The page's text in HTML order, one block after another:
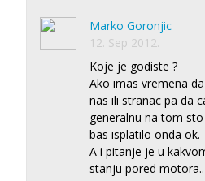
Marko Goronjic
12. Sep 2012.
Koje je godiste ?
Ako imas vremena
nas ili stranac pa da
generalnu na tom
bas isplatilo onda ok.
A i pitanje je u
stanju pored